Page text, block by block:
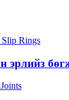
эрлийз